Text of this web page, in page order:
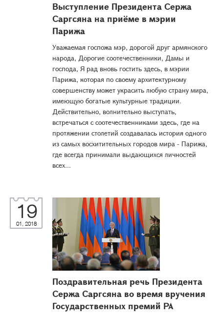
Выступление Президента Сержа
Саргсяна на приёме в мэрии
Парижа
Уважаемая госпожа мэр, дорогой друг армянского
народа, Дорогие соотечественники, Дамы и
господа, Я рад вновь гостить здесь, в мэрии
Парижа, которая по своему архитектурному
совершенству может украсить любую страну мира,
имеющую богатые культурные традиции.
Действительно, волнительно выступать,
встречаться с соотечественниками здесь, где на
протяжении столетий создавалась история одного
из самых восхитительных городов мира - Парижа,
где всегда принимали выдающихся личностей
всех...
19
01, 2018
Поздравительная речь Президента
Сержа Саргсяна во время вручения
Государственных премий РА